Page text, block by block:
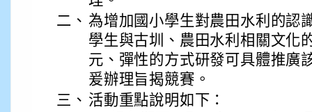
二、 為增加國小學生對農田水利的認
學生與古圳、農田水利相關文化
元、彈性的方式研發可具體推廣
爰辦理旨揭競賽。
三、 活動重點說明如下：